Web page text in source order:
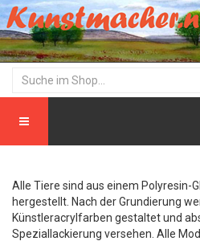
Alle Tiere sind aus einem Polyresin-
hergestellt. Nach der Grundierung
Künstleracrylfarben gestaltet und
Speziallackierung versehen. Alle